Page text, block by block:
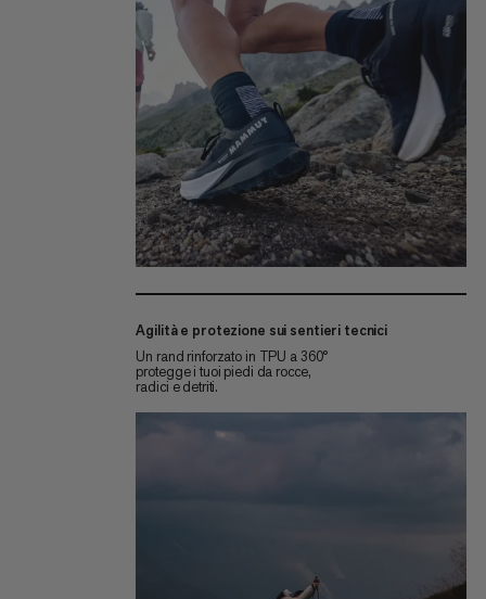
Agilità e protezione sui sentieri tecnici
Un rand rinforzato in TPU a 360°
protegge i tuoi piedi da rocce,
radici e detriti.